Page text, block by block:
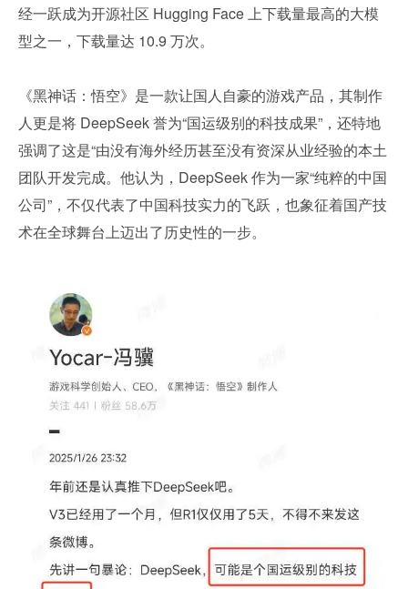
经一跃成为开源社区 Hugging Face 上下载量最高的大模
型之一，下载量达 10.9 万次。
《黑神话：悟空》是一款让国人自豪的游戏产品，其制作
人更是将 DeepSeek 誉为“国运级别的科技成果”，还特地
强调了这是“由没有海外经历甚至没有资深从业经验的本土
团队开发完成。他认为，DeepSeek 作为一家“纯粹的中国
公司”，不仅代表了中国科技实力的飞跃，也象征着国产技
术在全球舞台上迈出了历史性的一步。